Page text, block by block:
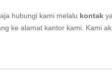
hubungi kami melalu kontak
ke alamat kantor kami. Kami